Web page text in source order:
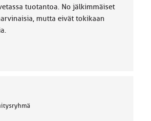
tuotantoa. No jälkimmäiset
mutta eivät tokikaan